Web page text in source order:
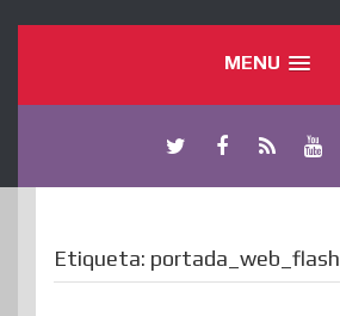
MENU
Etiqueta: portada_web_flash